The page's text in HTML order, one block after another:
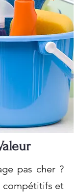
pas cher ?
compétitifs et